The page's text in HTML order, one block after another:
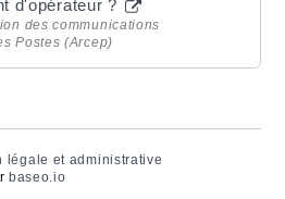
d'opérateur ?
des communications
Postes (Arcep)
légale et administrative
baseo.io